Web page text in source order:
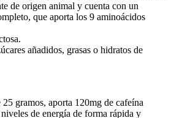
de origen animal y cuenta con un
que aporta los 9 aminoácidos
añadidos, grasas o hidratos de
gramos, aporta 120mg de cafeína
de energía de forma rápida y